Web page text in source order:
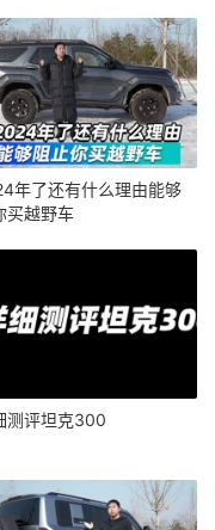
年了还有什么理由能够
买越野车
测评坦克300